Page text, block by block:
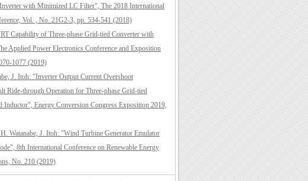
with Minimized LC Filter", The 2018 International
Vol. , No. 21G2-3, pp. 534-541 (2018)
Capability of Three-phase Grid-tied Converter with
Applied Power Electronics Conference and Exposition
1077 (2019)
J. Itoh: "Inverter Output Current Overshoot
Ride-through Operation for Three-phase Grid-tied
Energy Conversion Congress Exposition 2019,
Watanabe, J. Itoh: "Wind Turbine Generator Emulator
8th International Conference on Renewable Energy
No. 210 (2019)